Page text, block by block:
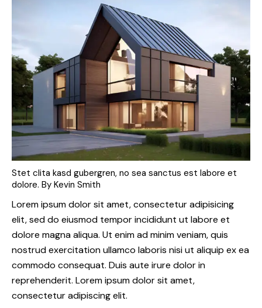
Stet clita kasd gubergren, no sea sanctus est labore et
dolore. By Kevin Smith
Lorem ipsum dolor sit amet, consectetur adipisicing
elit, sed do eiusmod tempor incididunt ut labore et
dolore magna aliqua. Ut enim ad minim veniam, quis
nostrud exercitation ullamco laboris nisi ut aliquip ex ea
commodo consequat. Duis aute irure dolor in
reprehenderit. Lorem ipsum dolor sit amet,
consectetur adipiscing elit.